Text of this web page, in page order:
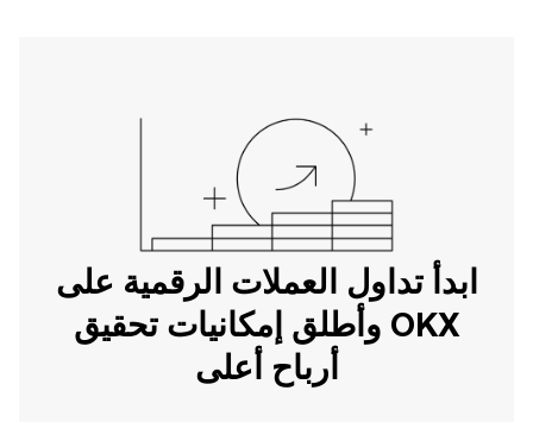
ابدأ تداول العملات الرقمية على
OKX وأطلق إمكانيات تحقيق
أرباح أعلى